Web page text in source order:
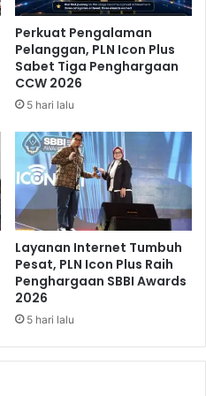
Perkuat Pengalaman
Pelanggan, PLN Icon Plus
Sabet Tiga Penghargaan
CCW 2026
5 hari lalu
Layanan Internet Tumbuh
Pesat, PLN Icon Plus Raih
Penghargaan SBBI Awards
2026
5 hari lalu